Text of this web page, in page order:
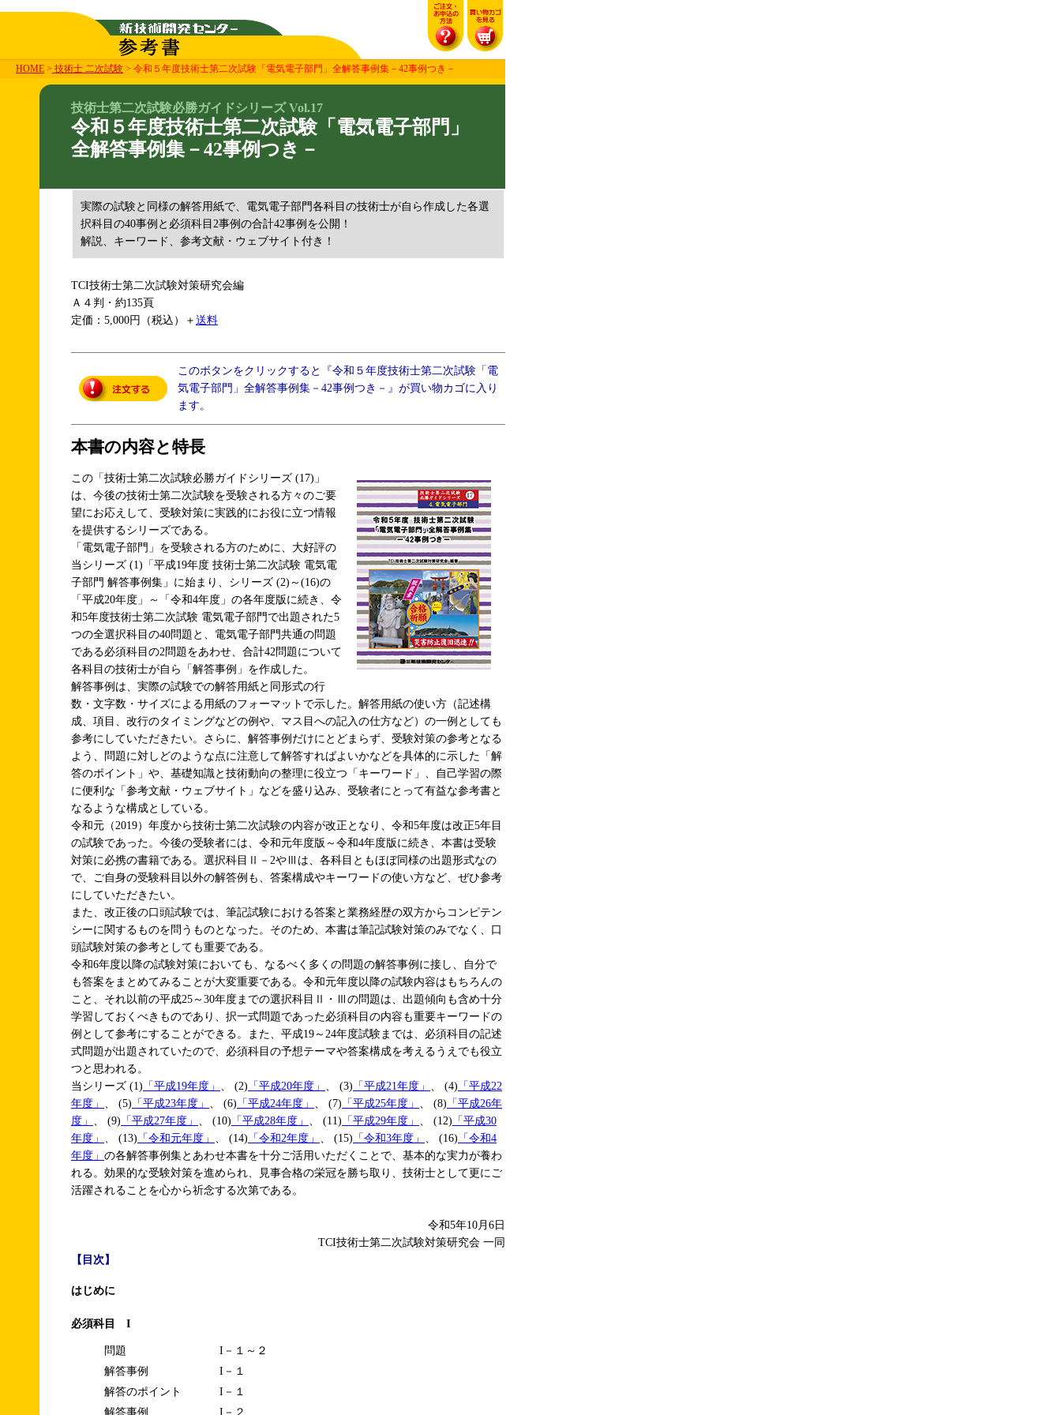
HOME > 技術士 二次試験 > 令和５年度技術士第二次試験「電気電子部門」全解答事例集－42事例つき－
技術士第二次試験必勝ガイドシリーズ Vol.17
令和５年度技術士第二次試験「電気電子部門」
全解答事例集－42事例つき－
実際の試験と同様の解答用紙で、電気電子部門各科目の技術士が自ら作成した各選
択科目の40事例と必須科目2事例の合計42事例を公開！
解説、キーワード、参考文献・ウェブサイト付き！
TCI技術士第二次試験対策研究会編
Ａ４判・約135頁
定価：5,000円（税込）＋ 送料
このボタンをクリックすると『令和５年度技術士第二次試験「電
気電子部門」全解答事例集－42事例つき－』が買い物カゴに入り
ます。
本書の内容と特長
この「技術士第二次試験必勝ガイドシリーズ (17)」
は、今後の技術士第二次試験を受験される方々のご要
望にお応えして、受験対策に実践的にお役に立つ情報
を提供するシリーズである。
「電気電子部門」を受験される方のために、大好評の
当シリーズ (1)「平成19年度 技術士第二次試験 電気電
子部門 解答事例集」に始まり、シリーズ (2)～(16)の
「平成20年度」～「令和4年度」の各年度版に続き、令
和5年度技術士第二次試験 電気電子部門で出題された5
つの全選択科目の40問題と、電気電子部門共通の問題
である必須科目の2問題をあわせ、合計42問題について
各科目の技術士が自ら「解答事例」を作成した。
解答事例は、実際の試験での解答用紙と同形式の行
数・文字数・サイズによる用紙のフォーマットで示した。解答用紙の使い方（記述構
成、項目、改行のタイミングなどの例や、マス目への記入の仕方など）の一例としても
参考にしていただきたい。さらに、解答事例だけにとどまらず、受験対策の参考となる
よう、問題に対しどのような点に注意して解答すればよいかなどを具体的に示した「解
答のポイント」や、基礎知識と技術動向の整理に役立つ「キーワード」、自己学習の際
に便利な「参考文献・ウェブサイト」などを盛り込み、受験者にとって有益な参考書と
なるような構成としている。
令和元（2019）年度から技術士第二次試験の内容が改正となり、令和5年度は改正5年目
の試験であった。今後の受験者には、令和元年度版～令和4年度版に続き、本書は受験
対策に必携の書籍である。選択科目Ⅱ－2やⅢは、各科目ともほぼ同様の出題形式なの
で、ご自身の受験科目以外の解答例も、答案構成やキーワードの使い方など、ぜひ参考
にしていただきたい。
また、改正後の口頭試験では、筆記試験における答案と業務経歴の双方からコンピテン
シーに関するものを問うものとなった。そのため、本書は筆記試験対策のみでなく、口
頭試験対策の参考としても重要である。
令和6年度以降の試験対策においても、なるべく多くの問題の解答事例に接し、自分で
も答案をまとめてみることが大変重要である。令和元年度以降の試験内容はもちろんの
こと、それ以前の平成25～30年度までの選択科目Ⅱ・Ⅲの問題は、出題傾向も含め十分
学習しておくべきものであり、択一式問題であった必須科目の内容も重要キーワードの
例として参考にすることができる。また、平成19～24年度試験までは、必須科目の記述
式問題が出題されていたので、必須科目の予想テーマや答案構成を考えるうえでも役立
つと思われる。
当シリーズ (1) 「平成19年度」 、 (2) 「平成20年度」 、 (3) 「平成21年度」 、 (4) 「平成22
年度」
、 (5) 「平成23年度」 、 (6) 「平成24年度」 、 (7) 「平成25年度」 、 (8) 「平成26年
度」
、 (9) 「平成27年度」 、 (10) 「平成28年度」 、 (11) 「平成29年度」 、 (12) 「平成30
年度」
、 (13) 「令和元年度」 、 (14) 「令和2年度」 、 (15) 「令和3年度」 、 (16) 「令和4
年度」 の各解答事例集とあわせ本書を十分ご活用いただくことで、基本的な実力が養わ
れる。効果的な受験対策を進められ、見事合格の栄冠を勝ち取り、技術士として更にご
活躍されることを心から祈念する次第である。
令和5年10月6日
TCI技術士第二次試験対策研究会 一同
【目次】
はじめに
必須科目 I
問題
I－１～２
解答事例
I－１
解答のポイント
I－１
解答事例
I－２